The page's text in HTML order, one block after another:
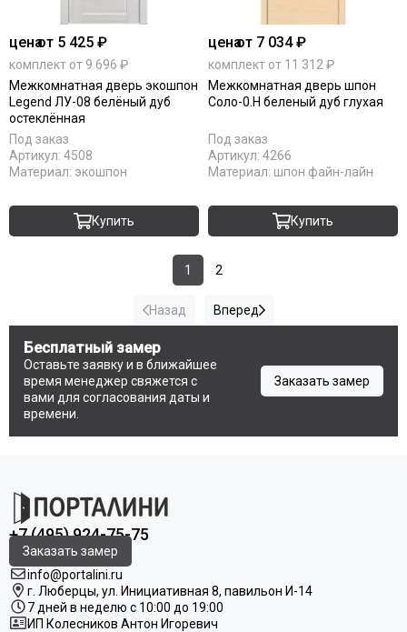
ценаот 5 425 ₽
комплект от 9 696 ₽
Межкомнатная дверь экошпон
Legend ЛУ-08 белёный дуб
остеклённая
Под заказ
Артикул: 4508
Материал: экошпон
Купить
ценаот 7 034 ₽
комплект от 11 312 ₽
Межкомнатная дверь шпон
Соло-0.H беленый дуб глухая
Под заказ
Артикул: 4266
Материал: шпон файн-лайн
Купить
Назад
1 2
Вперед
Бесплатный замер
Оставьте заявку и в ближайшее
время менеджер свяжется с
вами для согласования даты и
времени.
Заказать замер
+7 (495) 924-75-75
Заказать замер
info@portalini.ru
г. Люберцы, ул. Инициативная 8, павильон И-14
7 дней в неделю с 10:00 до 19:00
ИП Колесников Антон Игоревич